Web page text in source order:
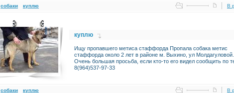
cобаки куплю В
куплю
Ищу пропавшего метиса стаффорда Пропала собака метис
стаффорда около 2 лет в районе м. Выхино, ул Молдагуловой.
Очень большая просьба, если кто-то его видел сообщить по
8(964)537-97-33
cобаки куплю В